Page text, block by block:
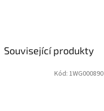
Související produkty
Kód: 1WG000890